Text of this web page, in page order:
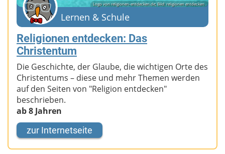
Logo von religionen-entdecken.de; Bild: religionen entdecken
Lernen & Schule
Religionen entdecken: Das
Christentum
Die Geschichte, der Glaube, die wichtigen Orte des
Christentums – diese und mehr Themen werden
auf den Seiten von "Religion entdecken"
beschrieben.
ab 8 Jahren
zur Internetseite